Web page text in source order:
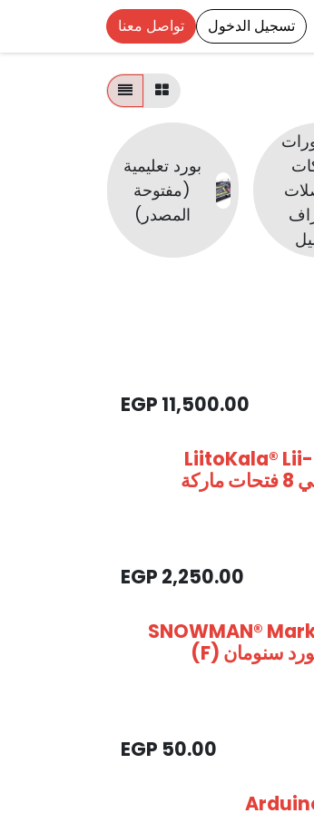
تسجيل الدخول تواصل معنا
بورد تعليمية
(مفتوحة
المصدر)
11,500.00
LiitoKala®
Battery Slots شاحن بطاريات ليثيوم احترافي ذكي 8 فتحات ماركة
2,250.00
SNOWMAN®
50.00